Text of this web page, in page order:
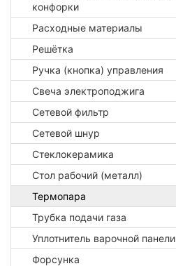
конфорки
Расходные материалы
Решётка
Ручка (кнопка) управления
Свеча электроподжига
Сетевой фильтр
Сетевой шнур
Стеклокерамика
Стол рабочий (металл)
Термопара
Трубка подачи газа
Уплотнитель варочной панели
Форсунка